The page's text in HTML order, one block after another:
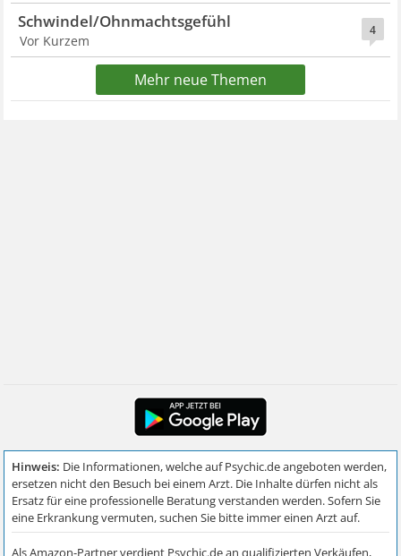
4
Schwindel/Ohnmachtsgefühl
Vor Kurzem
Mehr neue Themen